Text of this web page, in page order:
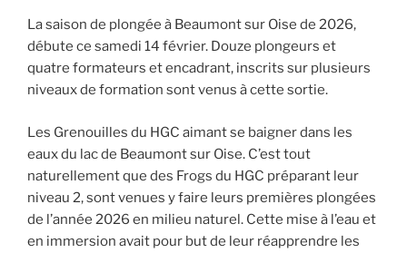
La saison de plongée à Beaumont sur Oise de 2026,
débute ce samedi 14 février. Douze plongeurs et
quatre formateurs et encadrant, inscrits sur plusieurs
niveaux de formation sont venus à cette sortie.
Les Grenouilles du HGC aimant se baigner dans les
eaux du lac de Beaumont sur Oise. C’est tout
naturellement que des Frogs du HGC préparant leur
niveau 2, sont venues y faire leurs premières plongées
de l’année 2026 en milieu naturel. Cette mise à l’eau et
en immersion avait pour but de leur réapprendre les